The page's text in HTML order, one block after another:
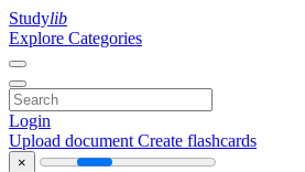
Studylib
Explore Categories
Login
Upload document Create flashcards
×